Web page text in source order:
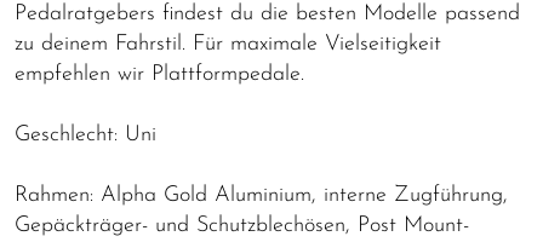
Pedalratgebers findest du die besten Modelle passend
zu deinem Fahrstil. Für maximale Vielseitigkeit
empfehlen wir Plattformpedale.
Geschlecht: Uni
Rahmen: Alpha Gold Aluminium, interne Zugführung,
Gepäckträger- und Schutzblechösen, Post Mount-